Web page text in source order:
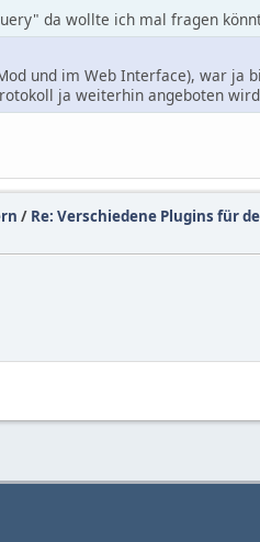
da wollte ich mal fragen
und im Web Interface), war
ja weiterhin angeboten
/ Re: Verschiedene Plugins für